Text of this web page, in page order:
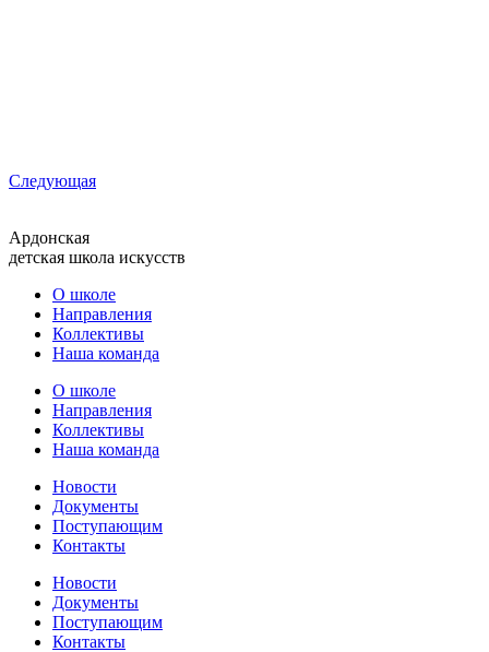
Следующая
Ардонская
детская школа искусств
О школе
Направления
Коллективы
Наша команда
О школе
Направления
Коллективы
Наша команда
Новости
Документы
Поступающим
Контакты
Новости
Документы
Поступающим
Контакты